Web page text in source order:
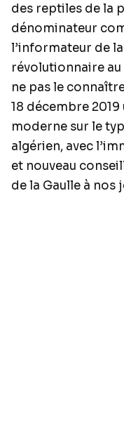
des reptiles de la
dénominateur
l’informateur de
révolutionnaire au
ne pas le
18 décembre
moderne sur le
algérien, avec
et nouveau
de la Gaulle à nos